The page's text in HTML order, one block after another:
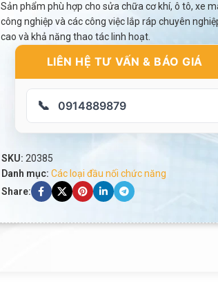
Sản phẩm phù hợp cho sửa chữa cơ khí, ô tô, xe
công nghiệp và các công việc lắp ráp chuyên
cao và khả năng thao tác linh hoạt.
LIÊN HỆ TƯ VẤN & BÁO GIÁ
📞 0914889879
SKU: 20385
Danh mục: Các loại đầu nối chức năng
Share: